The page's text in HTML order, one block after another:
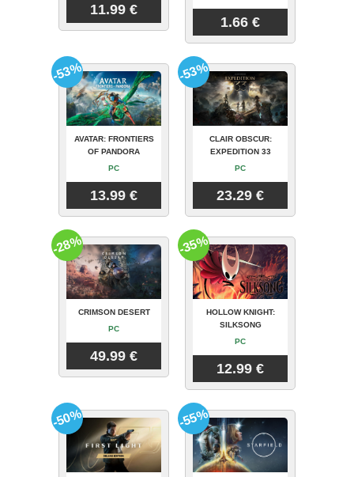
11.99 €
1.66 €
AVATAR: FRONTIERS
OF PANDORA
PC
13.99 €
-53%
CLAIR OBSCUR:
EXPEDITION 33
PC
23.29 €
-53%
CRIMSON DESERT
PC
49.99 €
-28%
HOLLOW KNIGHT:
SILKSONG
PC
12.99 €
-35%
-50% -55%